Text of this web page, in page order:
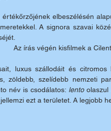
elbeszélésén
A signora szavai
Az írás végén kisfilmek a
luxus szállodáit és citromos
zöldebb, szelídebb nemzeti
név is csodálatos: lento
ezt a területet. A legjobb